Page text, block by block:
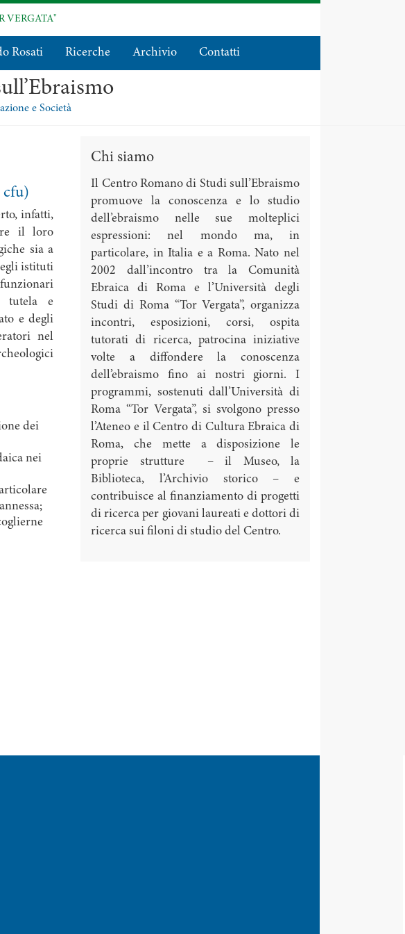
VERGATA"
Rosati Ricerche Archivio Contatti
e Società
cfu)
infatti,
il loro
sia a
istituti
tutela e
e degli
nel
dei
nei
Chi siamo
Il Centro Romano di Studi sull’Ebraismo
promuove la conoscenza e lo studio
dell’ebraismo nelle sue molteplici
espressioni: nel mondo ma, in
particolare, in Italia e a Roma. Nato nel
2002 dall’incontro tra la Comunità
Ebraica di Roma e l’Università degli
Studi di Roma “Tor Vergata”, organizza
incontri, esposizioni, corsi, ospita
tutorati di ricerca, patrocina iniziative
volte a diffondere la conoscenza
dell’ebraismo fino ai nostri giorni. I
programmi, sostenuti dall’Università di
Roma “Tor Vergata”, si svolgono presso
l’Ateneo e il Centro di Cultura Ebraica di
Roma, che mette a disposizione le
proprie strutture – il Museo, la
Biblioteca, l’Archivio storico – e
contribuisce al finanziamento di progetti
di ricerca per giovani laureati e dottori di
ricerca sui filoni di studio del Centro.